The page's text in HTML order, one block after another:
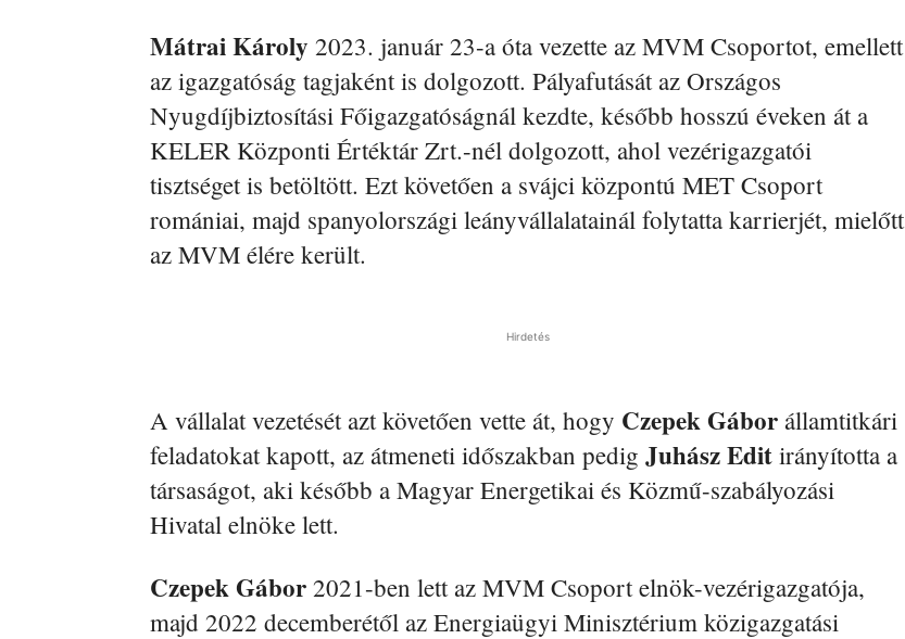
Mátrai Károly 2023. január 23-a óta vezette az MVM Csoportot, emellett
az igazgatóság tagjaként is dolgozott. Pályafutását az Országos
Nyugdíjbiztosítási Főigazgatóságnál kezdte, később hosszú éveken át a
KELER Központi Értéktár Zrt.-nél dolgozott, ahol vezérigazgatói
tisztséget is betöltött. Ezt követően a svájci központú MET Csoport
romániai, majd spanyolországi leányvállalatainál folytatta karrierjét, mielőtt
az MVM élére került.
Hirdetés
A vállalat vezetését azt követően vette át, hogy Czepek Gábor államtitkári
feladatokat kapott, az átmeneti időszakban pedig Juhász Edit irányította a
társaságot, aki később a Magyar Energetikai és Közmű-szabályozási
Hivatal elnöke lett.
Czepek Gábor 2021-ben lett az MVM Csoport elnök-vezérigazgatója,
majd 2022 decemberétől az Energiaügyi Minisztérium közigazgatási